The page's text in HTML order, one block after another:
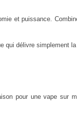
et puissance.
qui délivre simplement
pour une vape